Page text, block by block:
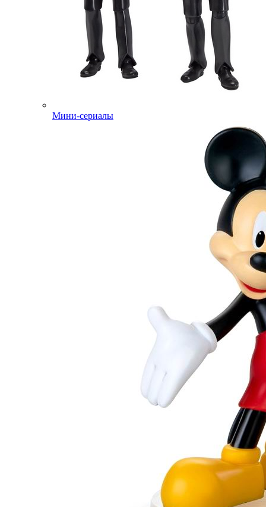
Мини-сериалы